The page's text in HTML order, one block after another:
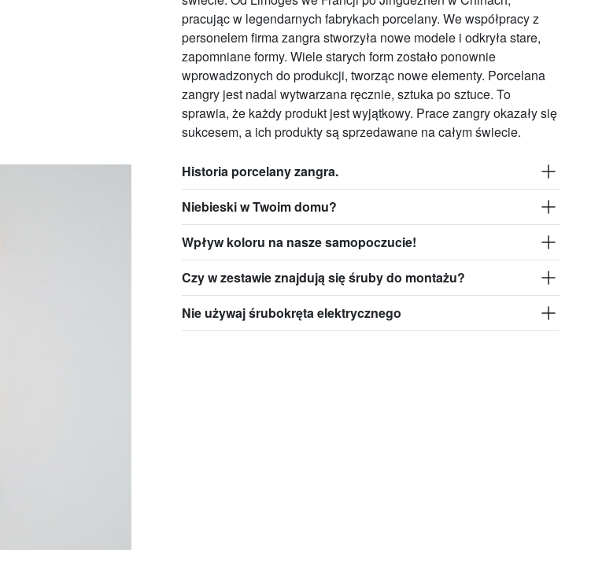
pracując w legendarnych fabrykach porcelany. We współpracy z
personelem firma zangra stworzyła nowe modele i odkryła stare,
zapomniane formy. Wiele starych form zostało ponownie
wprowadzonych do produkcji, tworząc nowe elementy. Porcelana
zangry jest nadal wytwarzana ręcznie, sztuka po sztuce. To
sprawia, że każdy produkt jest wyjątkowy. Prace zangry okazały się
sukcesem, a ich produkty są sprzedawane na całym świecie.
Historia porcelany zangra.
Niebieski w Twoim domu?
Wpływ koloru na nasze samopoczucie!
Czy w zestawie znajdują się śruby do montażu?
Nie używaj śrubokręta elektrycznego